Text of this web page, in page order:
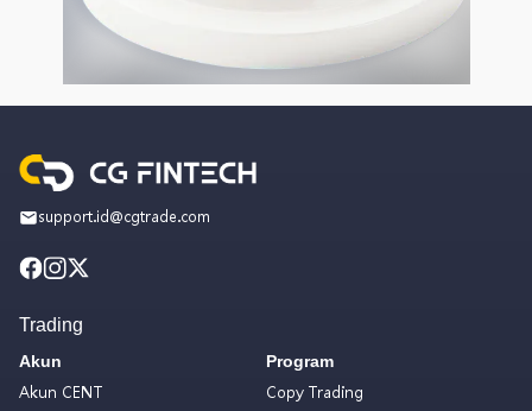
support.id@cgtrade.com
Trading
Akun
Akun CENT
Program
Copy Trading